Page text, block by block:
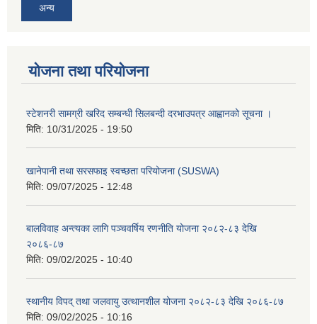
अन्य
योजना तथा परियोजना
स्टेशनरी सामग्री खरिद सम्बन्धी सिलबन्दी दरभाउपत्र आह्वानको सूचना ।
मिति: 10/31/2025 - 19:50
खानेपानी तथा सरसफाइ स्वच्छता परियोजना (SUSWA)
मिति: 09/07/2025 - 12:48
बालविवाह अन्त्यका लागि पञ्चवर्षिय रणनीति योजना २०८२-८३ देखि
२०८६-८७
मिति: 09/02/2025 - 10:40
स्थानीय विपद् तथा जलवायु उत्थानशील योजना २०८२-८३ देखि २०८६-८७
मिति: 09/02/2025 - 10:16